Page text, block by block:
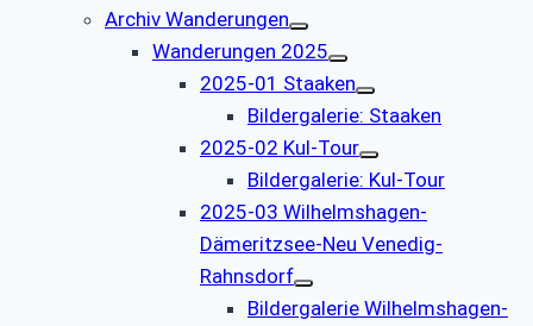
Archiv Wanderungen
Wanderungen 2025
2025-01 Staaken
Bildergalerie: Staaken
2025-02 Kul-Tour
Bildergalerie: Kul-Tour
2025-03 Wilhelmshagen-
Dämeritzsee-Neu Venedig-
Rahnsdorf
Bildergalerie Wilhelmshagen-